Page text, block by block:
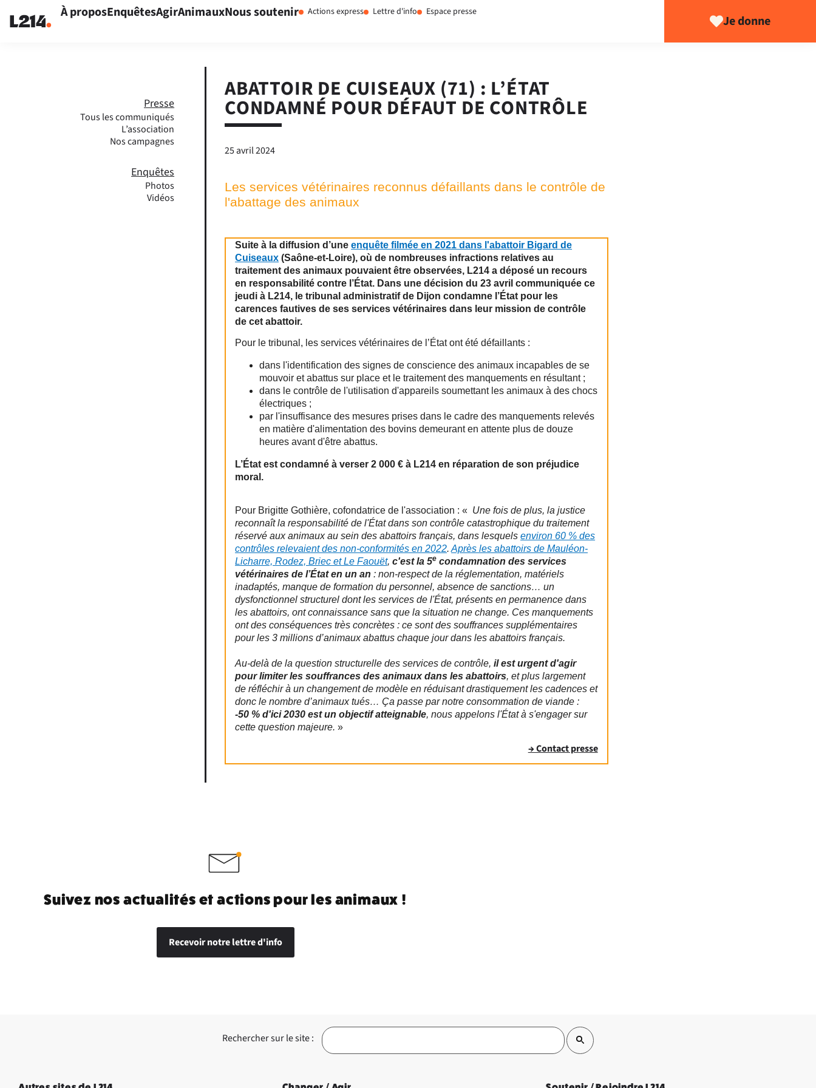
À proposEnquêtesAgirAnimauxNous soutenir Actions express Lettre d'info Espace presse
Je donne
Presse
Tous les communiqués
L’association
Nos campagnes
Enquêtes
Photos
Vidéos
ABATTOIR DE CUISEAUX (71) : L’ÉTAT
CONDAMNÉ POUR DÉFAUT DE CONTRÔLE
25 avril 2024
Les services vétérinaires reconnus défaillants dans le contrôle de
l'abattage des animaux
Suite à la diffusion d’uneenquête filmée en 2021 dans l'abattoir Bigard de
Cuiseaux (Saône-et-Loire), où de nombreuses infractions relatives au
traitement des animaux pouvaient être observées, L214 a déposé un recours
en responsabilité contre l’État. Dans une décision du 23 avril communiquée ce
jeudi à L214, le tribunal administratif de Dijon condamne l’État pour les
carences fautives de ses services vétérinaires dans leur mission de contrôle
de cet abattoir.
Pour le tribunal, les services vétérinaires de l’État ont été défaillants :
dans l'identification des signes de conscience des animaux incapables de se
mouvoir et abattus sur place et le traitement des manquements en résultant ;
dans le contrôle de l'utilisation d'appareils soumettant les animaux à des chocs
électriques ;
par l'insuffisance des mesures prises dans le cadre des manquements relevés
en matière d'alimentation des bovins demeurant en attente plus de douze
heures avant d'être abattus.
L’État est condamné à verser 2 000 € à L214 en réparation de son préjudice
moral.
Pour Brigitte Gothière, cofondatrice de l'association : « Une fois de plus, la justice
reconnaît la responsabilité de l'État dans son contrôle catastrophique du traitement
réservé aux animaux au sein des abattoirs français, dans lesquelsenviron 60 % des
contrôles relevaient des non-conformités en 2022.Après les abattoirs de Mauléon-
Licharre, Rodez, Briec et Le Faouët,c'est la 5e condamnation des services
vétérinaires de l’État en un an : non-respect de la réglementation, matériels
inadaptés, manque de formation du personnel, absence de sanctions… un
dysfonctionnel structurel dont les services de l'État, présents en permanence dans
les abattoirs, ont connaissance sans que la situation ne change. Ces manquements
ont des conséquences très concrètes : ce sont des souffrances supplémentaires
pour les 3 millions d’animaux abattus chaque jour dans les abattoirs français.
Au-delà de la question structurelle des services de contrôle,il est urgent d'agir
pour limiter les souffrances des animaux dans les abattoirs, et plus largement
de réfléchir à un changement de modèle en réduisant drastiquement les cadences et
donc le nombre d’animaux tués… Ça passe par notre consommation de viande :
-50 % d'ici 2030 est un objectif atteignable, nous appelons l'État à s'engager sur
cette question majeure. »
→ Contact presse
Suivez nos actualités et actions pour les animaux !
Recevoir notre lettre d'info
Rechercher sur le site :